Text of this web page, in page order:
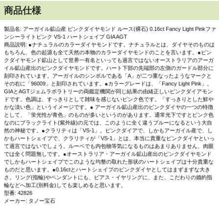
商品仕様
製品名: アーガイル鉱山産 ピンクダイヤモンド ルース(裸石) 0.16ct Fancy Light Pinkファ
ンシーライトピンク VS-1 ハートシェイプ GIA AGT
商品説明: ●ナチュラルのカラーダイヤモンドです。ナチュラルとは、ダイヤそのものは
もちろん、色の起源も全て天然の本物のカラーダイヤモンドのことを言います。●ピン
クダイヤモンド鉱山として世界一有名といっても過言ではないオーストラリアのアーガ
イル鉱山産出のピンクダイヤモンドです。ハート下部の先端部の左側のガードル部分に
刻印されています。アーガイルのシンボルである「A」が二つ重なったようなマークと
その右に「96009」と刻印されています。●カラーグレードは、「Fancy Light Pink」。
GIAとAGTジェムラボラトリーの両鑑定機関が同じ結果の由緒正しいピンクダイアモン
ドです。色調は、すっきりとして雑味を感じないピンク色です。「すっきりとした鮮や
かな淡い色」というイメージです。● アーガイル鉱山産出のピンクダイヤの一つの特徴
として、「蛍光性が青色」のものが多いというのがあります。通常光下ですとピンク色
なのにブラックライト(紫外線)の元では、このように全く違うブルーになるという大自
然の神秘です。●クラリティは「VS-1」。ピンクダイアで、しかもアーガイル産で、し
かもハートシェイプで、クラリティが「VS-1」とは、本当に貴重なピンクダイヤといっ
て過言ではないでしょう。ルーペでも内包物等気になるものはあまりありません、肉眼
では全く問題無しです。●オーストラリア・アーガイル鉱山産出のピンクダイヤモンド
でしかもハートシェイプでこのような均整の取れた形状のハートシェイプは十分貴重な
ものだと思います。●0.16ctとハートシェイプのピンクダイヤとしてはまずまずな大き
さ。リング(指輪)やペンダントにも、ピアス・イヤリングに、また、こだわりの婚約指
輪などへ加工(別料金)しても楽しめると思います。
型番: 42826
メーカー: タノー宝石